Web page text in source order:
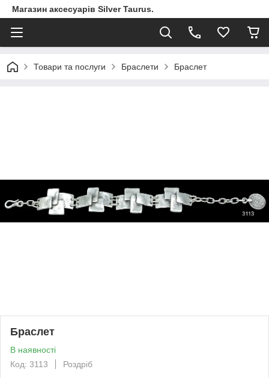
Магазин аксесуарів Silver Taurus.
Товари та послуги Браслети Браслет
Браслет
В наявності
Код: 3113
Роздріб